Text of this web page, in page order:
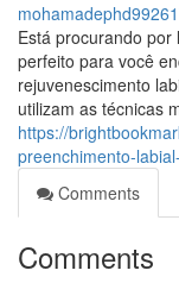
Está procurando
perfeito para você
rejuvenescimento
utilizam as técnicas
https://
preenchimento-
Comments
Comments